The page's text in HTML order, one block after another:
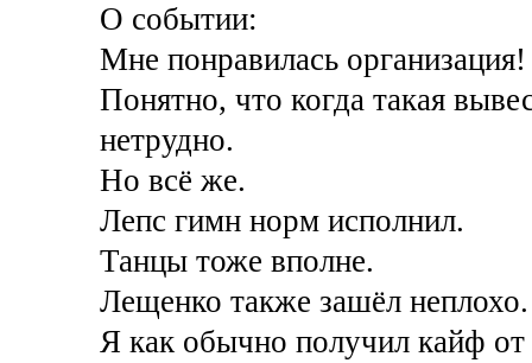
О событии:
Мне понравилась организация!
Понятно, что когда такая
нетрудно.
Но всё же.
Лепс гимн норм исполнил.
Танцы тоже вполне.
Лещенко также зашёл неплохо.
Я как обычно получил кайф